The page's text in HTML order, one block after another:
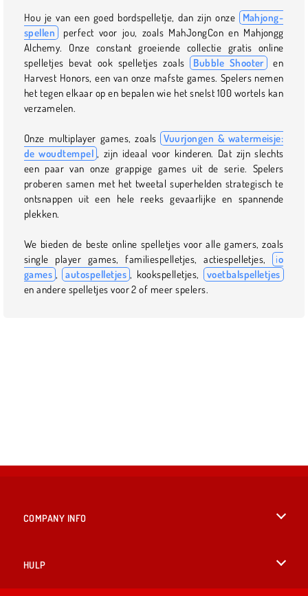
Hou je van een goed bordspelletje, dan zijn onze
Mahjong-
spellen
perfect voor jou, zoals MahJongCon en Mahjongg
Alchemy. Onze constant groeiende collectie gratis online
spelletjes bevat ook spelletjes zoals Bubble Shooter en
Harvest Honors, een van onze mafste games. Spelers nemen
het tegen elkaar op en bepalen wie het snelst 100 wortels kan
verzamelen.
Onze multiplayer games, zoals Vuurjongen & watermeisje:
de woudtempel , zijn ideaal voor kinderen. Dat zijn slechts
een paar van onze grappige games uit de serie. Spelers
proberen samen met het tweetal superhelden strategisch te
ontsnappen uit een hele reeks gevaarlijke en spannende
plekken.
We bieden de beste online spelletjes voor alle gamers, zoals
single player games, familiespelletjes, actiespelletjes, io
games , autospelletjes , kookspelletjes,
voetbalspelletjes
en andere spelletjes voor 2 of meer spelers.
COMPANY INFO
HULP